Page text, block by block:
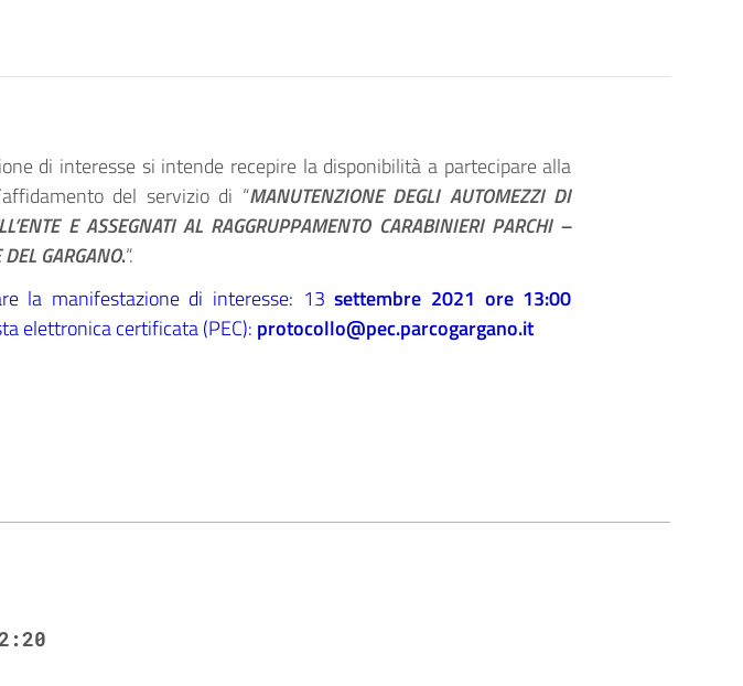
di interesse si intende recepire la disponibilità a partecipare alla
del servizio di “MANUTENZIONE DEGLI AUTOMEZZI DI
E ASSEGNATI AL RAGGRUPPAMENTO CARABINIERI PARCHI –
GARGANO.“.
la manifestazione di interesse: 13 settembre 2021 ore 13:00
elettronica certificata (PEC): protocollo@pec.parcogargano.it